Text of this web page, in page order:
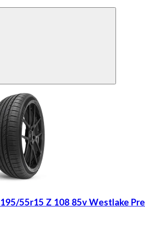
195/55r15 Z 108 85v Westlake